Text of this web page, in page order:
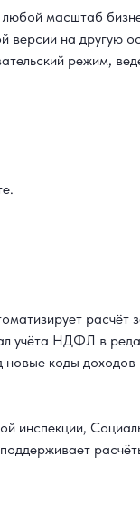
масштаб
версии на другую
режим,
расчёт
учёта НДФЛ в
коды доходов
инспекции,